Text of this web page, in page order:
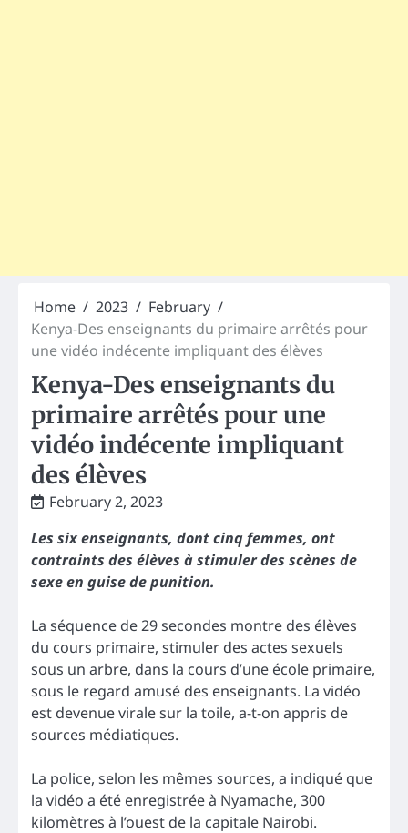
Home 2023
February
Kenya-Des enseignants du primaire arrêtés pour
une vidéo indécente impliquant des élèves
Kenya-Des enseignants du
primaire arrêtés pour une
vidéo indécente impliquant
des élèves
February 2, 2023
Les six enseignants, dont cinq femmes, ont
contraints des élèves à stimuler des scènes de
sexe en guise de punition.
La séquence de 29 secondes montre des élèves
du cours primaire, stimuler des actes sexuels
sous un arbre, dans la cours d’une école primaire,
sous le regard amusé des enseignants. La vidéo
est devenue virale sur la toile, a-t-on appris de
sources médiatiques.
La police, selon les mêmes sources, a indiqué que
la vidéo a été enregistrée à Nyamache, 300
kilomètres à l’ouest de la capitale Nairobi.